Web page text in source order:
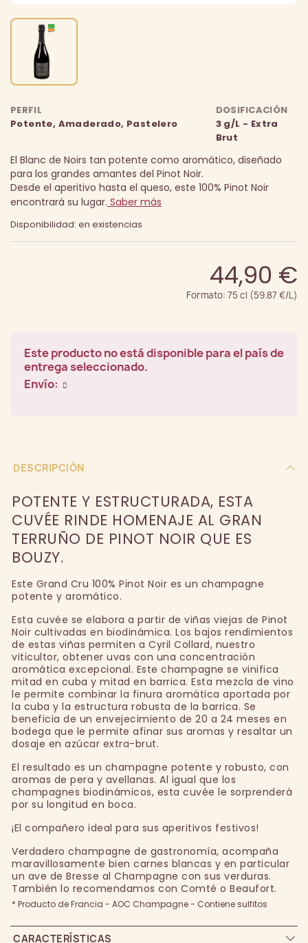
PERFIL
Potente, Amaderado, Pastelero
DOSIFICACIÓN
3 g/L - Extra
Brut
El Blanc de Noirs tan potente como aromático, diseñado
para los grandes amantes del Pinot Noir.
Desde el aperitivo hasta el queso, este 100% Pinot Noir
encontrará su lugar. Saber más
Disponibilidad: en existencias
44,90 €
Formato: 75 cl (59.87 €/L)
Este producto no está disponible para el país de
entrega seleccionado.
Envío:
DESCRIPCIÓN
POTENTE Y ESTRUCTURADA, ESTA
CUVÉE RINDE HOMENAJE AL GRAN
TERRUÑO DE PINOT NOIR QUE ES
BOUZY.
Este Grand Cru 100% Pinot Noir es un champagne
potente y aromático.
Esta cuvée se elabora a partir de viñas viejas de Pinot
Noir cultivadas en biodinámica. Los bajos rendimientos
de estas viñas permiten a Cyril Collard, nuestro
viticultor, obtener uvas con una concentración
aromática excepcional. Este champagne se vinifica
mitad en cuba y mitad en barrica. Esta mezcla de vino
le permite combinar la finura aromática aportada por
la cuba y la estructura robusta de la barrica. Se
beneficia de un envejecimiento de 20 a 24 meses en
bodega que le permite afinar sus aromas y resaltar un
dosaje en azúcar extra-brut.
El resultado es un champagne potente y robusto, con
aromas de pera y avellanas. Al igual que los
champagnes biodinámicos, esta cuvée le sorprenderá
por su longitud en boca.
¡El compañero ideal para sus aperitivos festivos!
Verdadero champagne de gastronomía, acompaña
maravillosamente bien carnes blancas y en particular
un ave de Bresse al Champagne con sus verduras.
También lo recomendamos con Comté o Beaufort.
* Producto de Francia - AOC Champagne - Contiene sulfitos
CARACTERÍSTICAS